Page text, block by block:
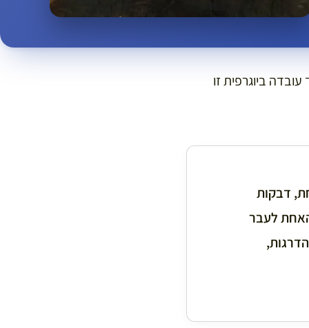
ביוגרפית זו
דבקות
לעבר